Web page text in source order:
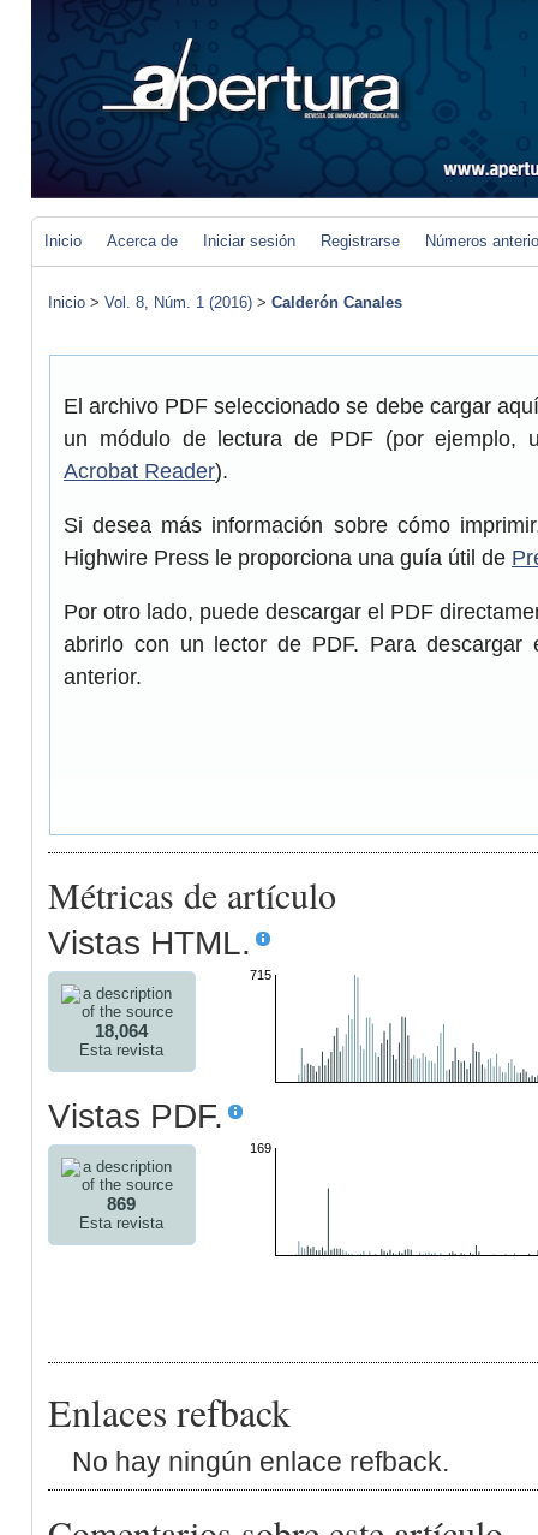
Inicio Acerca de Iniciar sesión Registrarse Números
Inicio > Vol. 8, Núm. 1 (2016) > Calderón Canales
El archivo PDF seleccionado se debe cargar
un módulo de lectura de PDF (por ejemplo,
Acrobat Reader).
Si desea más información sobre cómo
Highwire Press le proporciona una guía útil de
Por otro lado, puede descargar el PDF
abrirlo con un lector de PDF. Para
anterior.
Métricas de artículo
Vistas HTML.
18,064
Esta revista
715
Vistas PDF.
869
Esta revista
169
Enlaces refback
No hay ningún enlace refback.